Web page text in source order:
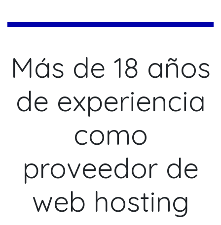
Más de 18 años
de experiencia
como
proveedor de
web hosting